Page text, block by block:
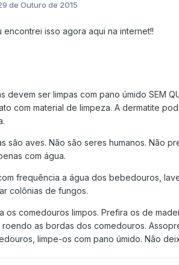
de Outuro de 2015
encontrei isso agora aqui na internet!!
devem ser limpas com pano úmido SEM
com material de limpeza. A dermatite
são aves. Não são seres humanos. Não
com água.
frequência a água dos bebedouros,
colônias de fungos.
os comedouros limpos. Prefira os de
roendo as bordas dos comedouros.
limpe-os com pano úmido. Não